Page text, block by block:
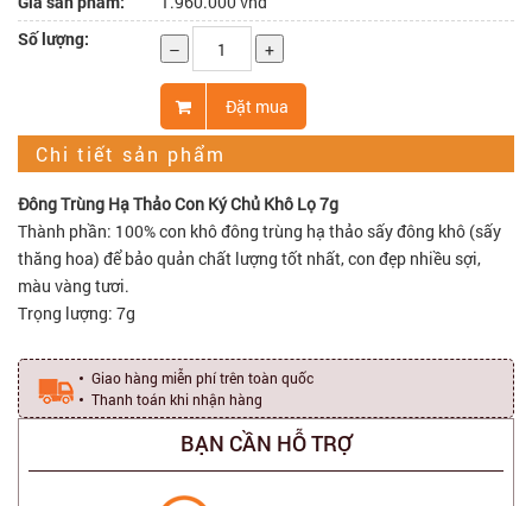
Số lượng:
– +
Đặt mua
Chi tiết sản phẩm
Đông Trùng Hạ Thảo Con Ký Chủ Khô Lọ 7g
Thành phần: 100% con khô đông trùng hạ thảo sấy đông khô (sấy
thăng hoa) để bảo quản chất lượng tốt nhất, con đẹp nhiều sợi,
màu vàng tươi.
Trọng lượng: 7g
Giao hàng miễn phí trên toàn quốc
Thanh toán khi nhận hàng
BẠN CẦN HỖ TRỢ